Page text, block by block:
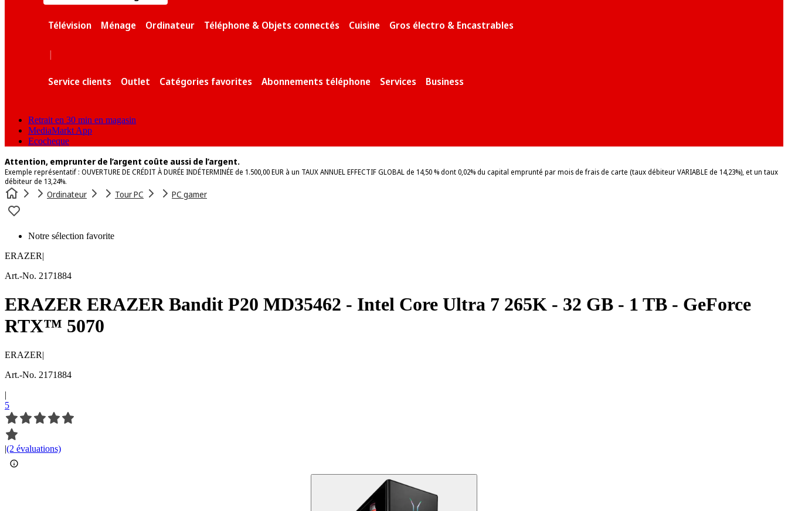
Télévision Ménage Ordinateur Téléphone & Objets connectés Cuisine Gros électro & Encastrables
|
Service clients Outlet Catégories favorites Abonnements téléphone Services Business
Retrait en 30 min en magasin
MediaMarkt App
Ecocheque
Attention, emprunter de l’argent coûte aussi de l’argent.
Exemple représentatif : OUVERTURE DE CRÉDIT À DURÉE INDÉTERMINÉE de 1.500,00 EUR à un TAUX ANNUEL EFFECTIF GLOBAL de 14,50 % dont 0,02% du capital emprunté par mois de frais de carte (taux débiteur VARIABLE de 14,23%), et un taux
débiteur de 13,24%.
Ordinateur Tour PC PC gamer
Notre sélection favorite
ERAZER|
Art.-No. 2171884
ERAZER ERAZER Bandit P20 MD35462 - Intel Core Ultra 7 265K - 32 GB - 1 TB - GeForce
RTX™ 5070
ERAZER|
Art.-No. 2171884
|
5
|(2 évaluations)